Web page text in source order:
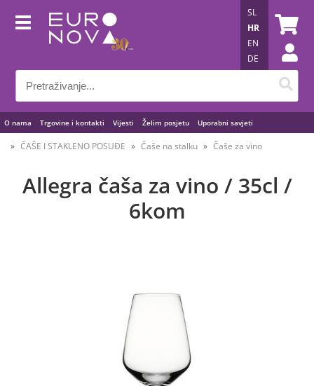
O nama Trgovine i kontakti Vijesti Želim posjetu Uporabni savjeti
SL
HR
EN
DE
ČAŠE I STAKLENO POSUĐE Čaše na stalku Čaše za vino
Allegra čaša za vino / 35cl /
6kom